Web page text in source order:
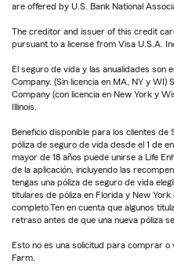
are offered by U.S. Bank National
The creditor and issuer of this credit
pursuant to a license from Visa U.S.A.
El seguro de vida y las anualidades son
Company. (Sin licencia en MA, NY y
Company (con licencia en New York y
Illinois.
Beneficio disponible para los clientes
póliza de seguro de vida desde el 1 de
mayor de 18 años puede unirse a Life
de la aplicación, incluyendo las
tengas una póliza de seguro de vida
titulares de póliza en Florida y New
completo.Ten en cuenta que algunos
retraso antes de que una nueva póliza
Esto no es una solicitud para comprar
Farm.